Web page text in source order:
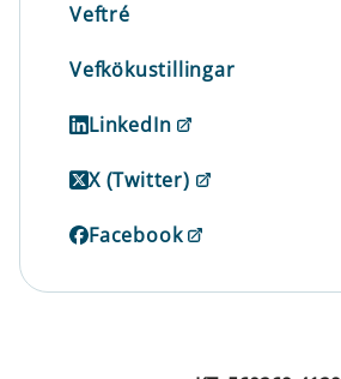
Veftré
Vefkökustillingar
LinkedIn
X (Twitter)
Facebook